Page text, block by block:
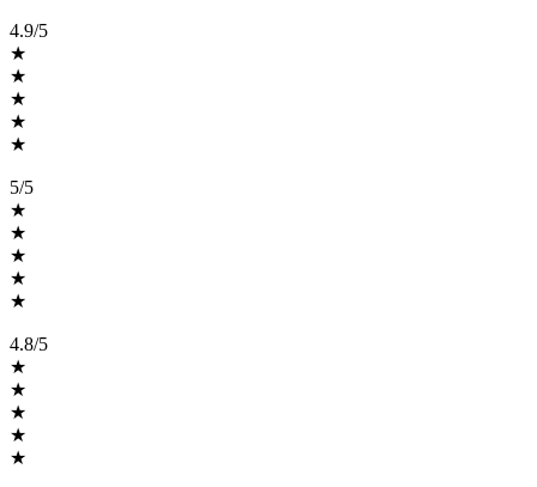
4.9/5
★
★
★
★
★
5/5
★
★
★
★
★
4.8/5
★
★
★
★
★